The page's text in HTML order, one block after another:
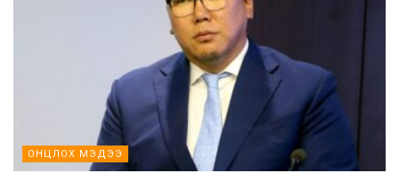
ОНЦЛОХ МЭДЭЭ